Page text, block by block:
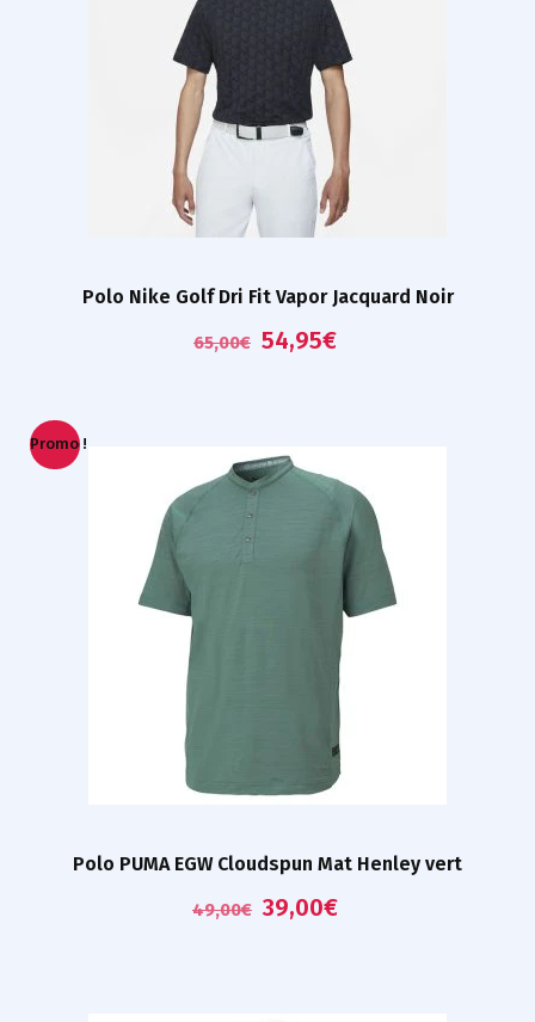
Polo Nike Golf Dri Fit Vapor Jacquard Noir
65,00€ 54,95€
Promo !
Polo PUMA EGW Cloudspun Mat Henley vert
49,00€ 39,00€